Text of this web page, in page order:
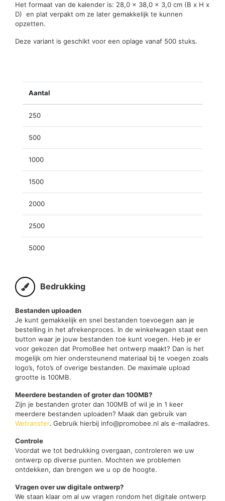
Het formaat van de kalender is: 28,0 x 38,0 x 3,0 cm (B x H x
D) en plat verpakt om ze later gemakkelijk te kunnen
opzetten.
Deze variant is geschikt voor een oplage vanaf 500 stuks.
Aantal
250
500
1000
1500
2000
2500
5000
Bedrukking
Bestanden uploaden
Je kunt gemakkelijk en snel bestanden toevoegen aan je
bestelling in het afrekenproces. In de winkelwagen staat een
button waar je jouw bestanden toe kunt voegen. Heb je er
voor gekozen dat PromoBee het ontwerp maakt? Dan is het
mogelijk om hier ondersteunend materiaal bij te voegen zoals
logo’s, foto’s of overige bestanden. De maximale upload
grootte is 100MB.
Meerdere bestanden of groter dan 100MB?
Zijn je bestanden groter dan 100MB of wil je in 1 keer
meerdere bestanden uploaden? Maak dan gebruik van
Wetransfer. Gebruik hierbij info@promobee.nl als e-mailadres.
Controle
Voordat we tot bedrukking overgaan, controleren we uw
ontwerp op diverse punten. Mochten we problemen
ontdekken, dan brengen we u op de hoogte.
Vragen over uw digitale ontwerp?
We staan klaar om al uw vragen rondom het digitale ontwerp